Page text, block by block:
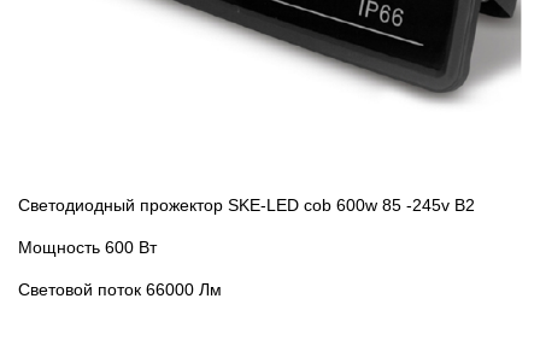
Светодиодный прожектор SKE-LED cob 600w 85 -245v В2
Мощность 600 Вт
Световой поток 66000 Лм